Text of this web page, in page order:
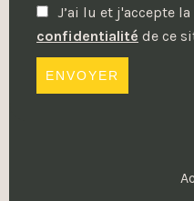
J’ai lu et j'accepte la
confidentialité de ce
ENVOYER